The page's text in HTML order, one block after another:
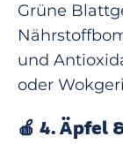
Grüne
und
oder
🍎 4. Äpfel